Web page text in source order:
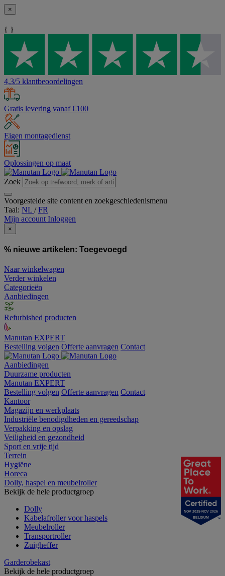
×
{ }
4,3/5 klantbeoordelingen
Gratis levering vanaf €100
Eigen montagedienst
Oplossingen op maat
Zoek
Voorgestelde site content en zoekgeschiedenismenu
Taal: NL /FR
Mijn account Inloggen
×
% nieuwe artikelen: Toegevoegd
Naar winkelwagen
Verder winkelen
Categorieën
Aanbiedingen
Refurbished producten
Manutan EXPERT
Bestelling volgen Offerte aanvragen Contact
Aanbiedingen
Duurzame producten
Manutan EXPERT
Bestelling volgen Offerte aanvragen Contact
Kantoor
Magazijn en werkplaats
Industriële benodigdheden en gereedschap
Verpakking en opslag
Veiligheid en gezondheid
Sport en vrije tijd
Terrein
Hygiëne
Horeca
Dolly, haspel en meubelroller
Bekijk de hele productgroep
Dolly
Kabelafroller voor haspels
Meubelroller
Transportroller
Zuigheffer
Garderobekast
Bekijk de hele productgroep
NOV 2025-NOV 2026
BELGIUM